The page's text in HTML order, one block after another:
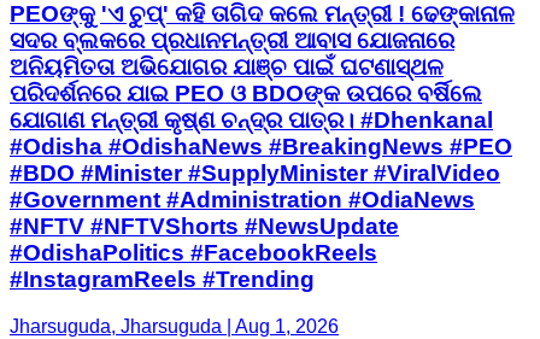
PEOଙ୍କୁ 'ଏ ଚୁପ୍' କହି ତାଗିଦ କଲେ ମନ୍ତ୍ରୀ ! ଢେଙ୍କାନାଳ
ସଦର ବ୍ଲକରେ ପ୍ରଧାନମନ୍ତ୍ରୀ ଆବାସ ଯୋଜନାରେ
ଅନିୟମିତତା ଅଭିଯୋଗର ଯାଞ୍ଚ ପାଇଁ ଘଟଣାସ୍ଥଳ
ପରିଦର୍ଶନରେ ଯାଇ PEO ଓ BDOଙ୍କ ଉପରେ ବର୍ଷିଲେ
ଯୋଗାଣ ମନ୍ତ୍ରୀ କୃଷ୍ଣ ଚନ୍ଦ୍ର ପାତ୍ର। #Dhenkanal
#Odisha #OdishaNews #BreakingNews #PEO
#BDO #Minister #SupplyMinister #ViralVideo
#Government #Administration #OdiaNews
#NFTV #NFTVShorts #NewsUpdate
#OdishaPolitics #FacebookReels
#InstagramReels #Trending
Jharsuguda, Jharsuguda | Aug 1, 2026